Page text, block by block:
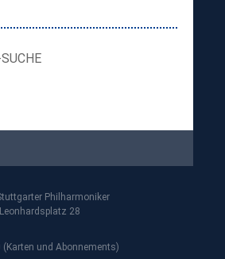
Philharmoniker
28
und Abonnements)